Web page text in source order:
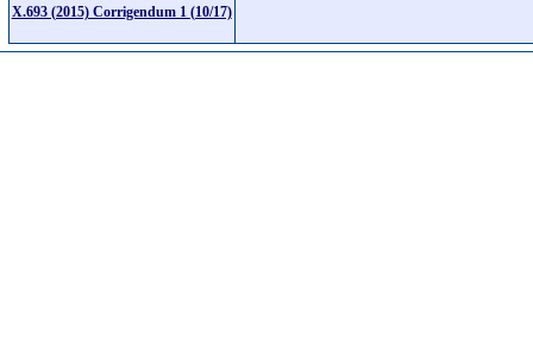
X.693 (2015) Corrigendum 1 (10/17)